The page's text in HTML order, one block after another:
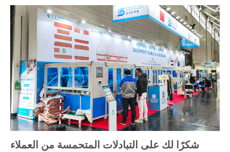
شكرًا لك على التبادلات المتحمسة من العملاء